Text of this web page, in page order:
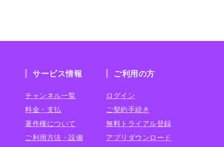
サービス情報
チャンネル一覧
料金・支払
著作権について
ご利用方法・設備
ご利用の方
ログイン
ご契約手続き
無料トライアル登録
アプリダウンロード